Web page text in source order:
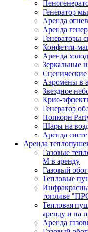
Генератор
Аренда
Аренда
Генераторы
Конфетти-
Аренда
Зеркальные
Сценические
Аэромены в
Звездное
Крио-
Генератор
Попкорн
Шары на
Аренда
Аренда
Газовые
M в аренду
Газовый
Тепловые
топливе
Тепловая
аренду и на
Аренда